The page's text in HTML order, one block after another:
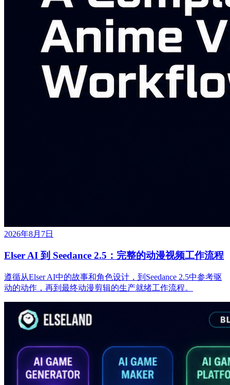
2026年8月7日
Elser AI 到 Seedance 2.5：完整的动漫视频工作流程
遵循从Elser AI中的故事和角色设计，到Seedance 2.5中参考驱
动的动作，再到最终动漫剪辑的生产就绪工作流程。